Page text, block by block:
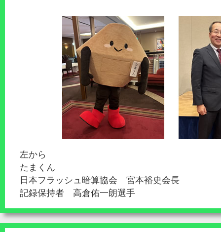
左から
たまくん
日本フラッシュ暗算協会 宮本裕史会長
記録保持者 高倉佑一朗選手